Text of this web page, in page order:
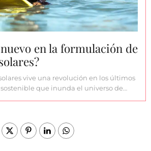
en la formulación de
vive una revolución en los últimos
sostenible que inunda el universo de…